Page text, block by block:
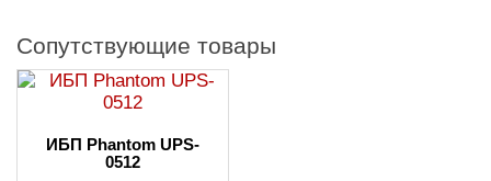
Сопутствующие товары
ИБП Phantom UPS-
0512